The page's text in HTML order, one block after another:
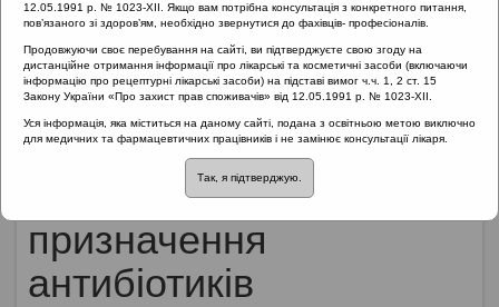
призначення антибіотиків
Адекватне знеболення
при тонзиліті як умова
відкладеного
призначення
антибіотиків
12.05.1991 р. № 1023-XII. Якщо вам потрібна консультація з конкретного питання,
пов’язаного зі здоров’ям, необхідно звернутися до фахівців- професіоналів.
Продовжуючи своє перебування на сайті, ви підтверджуєте свою згоду на
дистанційне отримання інформації про лікарські та косметичні засоби (включаючи
інформацію про рецептурні лікарські засоби) на підставі вимог ч.ч. 1, 2 ст. 15
Закону України «Про захист прав споживачів» від 12.05.1991 р. № 1023-XII.
Уся інформація, яка міститься на даному сайті, подана з освітньою метою виключно
для медичних та фармацевтичних працівників і не замінює консультації лікаря.
Так, я підтверджую.